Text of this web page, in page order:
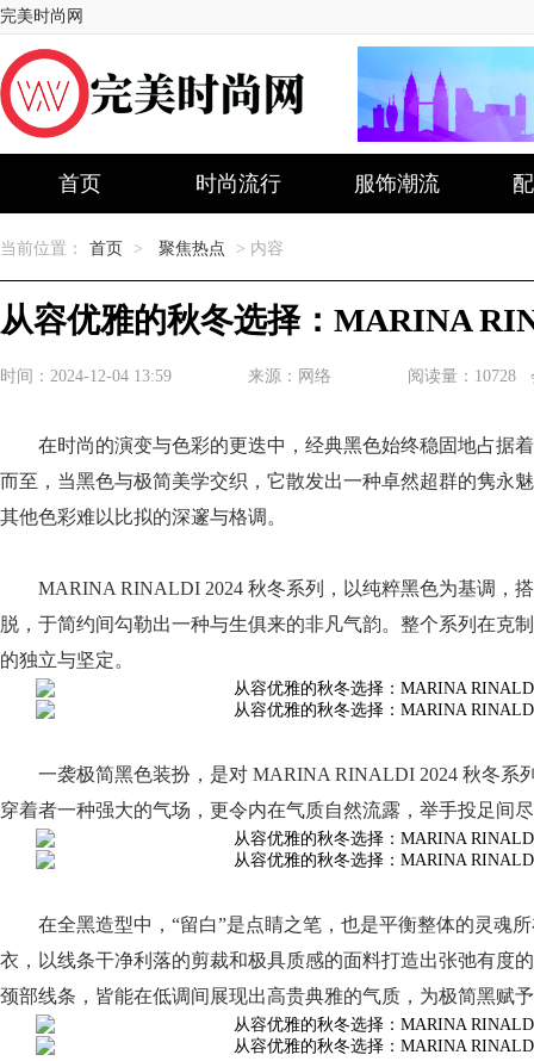
完美时尚网
首页 时尚流行 服饰潮流
当前位置： 首页 > 聚焦热点 > 内容
从容优雅的秋冬选择：MARINA
时间：2024-12-04 13:59 来源：网络 阅读量：10728
在时尚的演变与色彩的更迭中，经典黑色始终稳固地占据
而至，当黑色与极简美学交织，它散发出一种卓然超群的隽永
其他色彩难以比拟的深邃与格调。
MARINA RINALDI 2024 秋冬系列，以纯粹黑色为基调，
脱，于简约间勾勒出一种与生俱来的非凡气韵。整个系列在克
的独立与坚定。
一袭极简黑色装扮，是对 MARINA RINALDI 2024 秋冬系
穿着者一种强大的气场，更令内在气质自然流露，举手投足间
在全黑造型中，“留白”是点睛之笔，也是平衡整体的灵魂
衣，以线条干净利落的剪裁和极具质感的面料打造出张弛有度
颈部线条，皆能在低调间展现出高贵典雅的气质，为极简黑赋